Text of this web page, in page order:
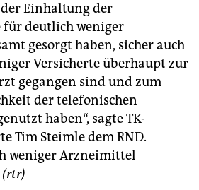
Einhaltung der
für deutlich weniger
gesorgt haben, sicher auch
Versicherte überhaupt zur
gegangen sind und zum
der telefonischen
haben“, sagte TK-
Tim Steimle dem RND.
weniger Arzneimittel
(rtr)